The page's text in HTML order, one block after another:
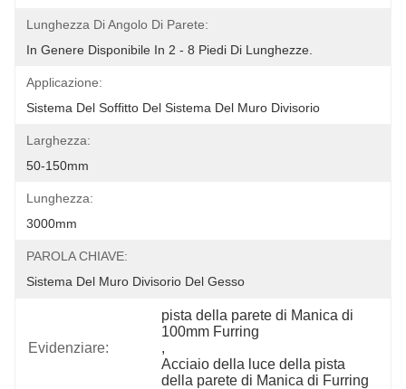
Lunghezza Di Angolo Di Parete:
In Genere Disponibile In 2 - 8 Piedi Di Lunghezze.
Applicazione:
Sistema Del Soffitto Del Sistema Del Muro Divisorio
Larghezza:
50-150mm
Lunghezza:
3000mm
PAROLA CHIAVE:
Sistema Del Muro Divisorio Del Gesso
Evidenziare:
pista della parete di Manica di
100mm Furring
,
Acciaio della luce della pista
della parete di Manica di Furring